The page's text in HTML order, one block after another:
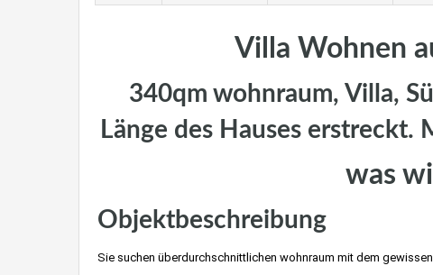
Villa Wohnen
340qm wohnraum, Villa,
Länge des Hauses
was
Objektbeschreibung
Sie suchen überdurchschnittlichen wohnraum mit dem